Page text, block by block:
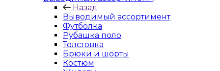
Назад
Выводимый ассортимент
Футболка
Рубашка поло
Толстовка
Брюки и шорты
Костюм